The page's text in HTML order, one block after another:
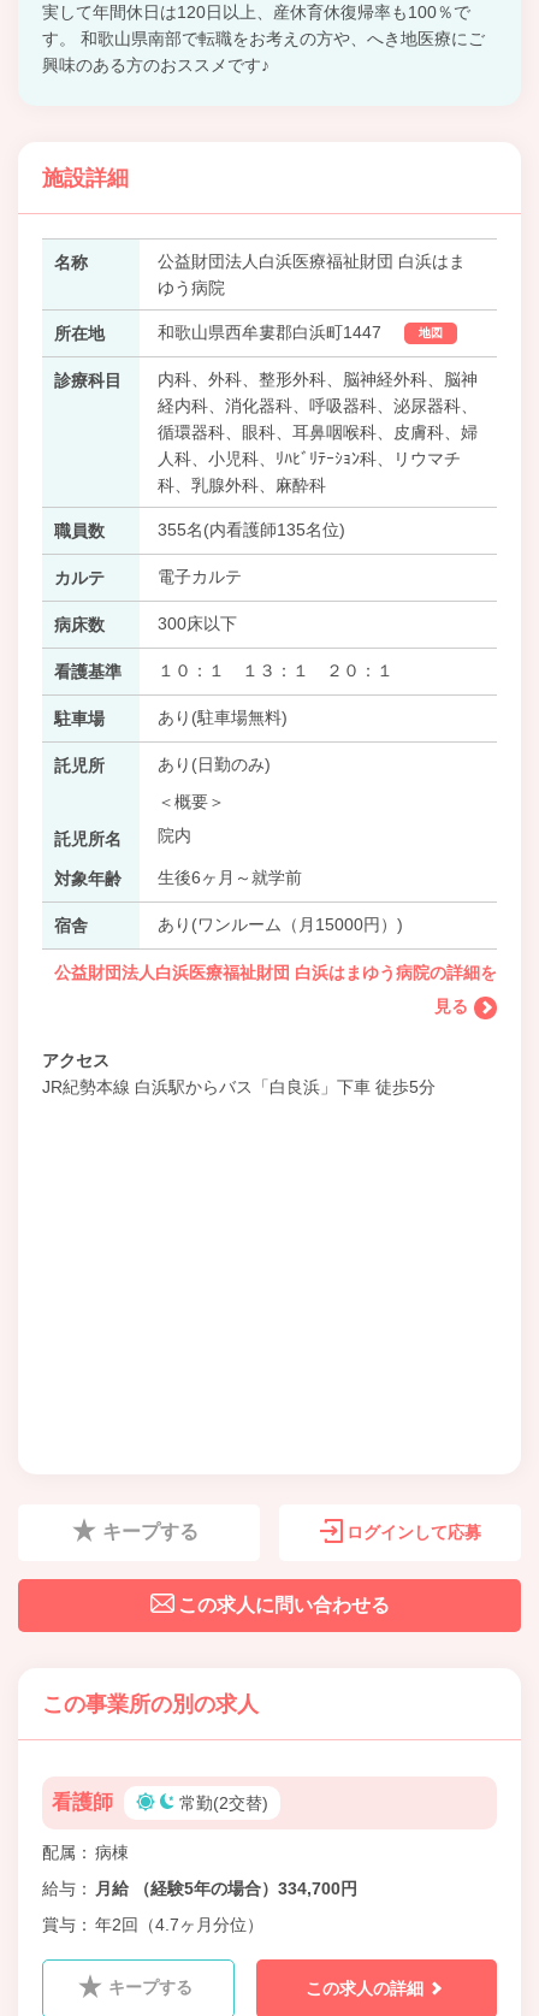
実して年間休日は120日以上、産休育休復帰率も100％で
す。 和歌山県南部で転職をお考えの方や、へき地医療にご
興味のある方のおススメです♪
施設詳細
名称
公益財団法人白浜医療福祉財団 白浜はま
ゆう病院
所在地 和歌山県西牟婁郡白浜町1447 地図
診療科目
内科、外科、整形外科、脳神経外科、脳神
経内科、消化器科、呼吸器科、泌尿器科、
循環器科、眼科、耳鼻咽喉科、皮膚科、婦
人科、小児科、ﾘﾊﾋﾞﾘﾃｰｼｮﾝ科、リウマチ
科、乳腺外科、麻酔科
職員数 355名(内看護師135名位)
カルテ 電子カルテ
病床数 300床以下
看護基準 １０：１ １３：１ ２０：１
駐車場 あり(駐車場無料)
託児所
あり(日勤のみ)
＜概要＞
託児所名
院内
対象年齢 生後6ヶ月～就学前
宿舎 あり(ワンルーム（月15000円）)
公益財団法人白浜医療福祉財団 白浜はまゆう病院の詳細を
見る
アクセス
JR紀勢本線 白浜駅からバス「白良浜」下車 徒歩5分
キープする ログインして応募
この求人に問い合わせる
この事業所の別の求人
看護師 常勤(2交替)
配属
病棟
給与
月給 （経験5年の場合）334,700円
賞与
年2回（4.7ヶ月分位）
キープする この求人の詳細